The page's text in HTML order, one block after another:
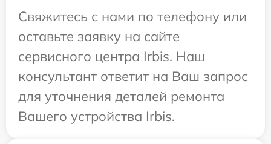
Свяжитесь с нами по телефону или
оставьте заявку на сайте
сервисного центра Irbis. Наш
консультант ответит на Ваш запрос
для уточнения деталей ремонта
Вашего устройства Irbis.